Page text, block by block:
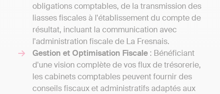
obligations comptables, de la transmission des
liasses fiscales à l'établissement du compte de
résultat, incluant la communication avec
l'administration fiscale de La Fresnais.
Gestion et Optimisation Fiscale : Bénéficiant
d'une vision complète de vos flux de trésorerie,
les cabinets comptables peuvent fournir des
conseils fiscaux et administratifs adaptés aux